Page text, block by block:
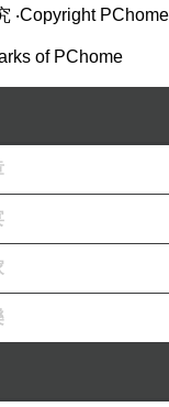
‧Copyright PChome
of PChome